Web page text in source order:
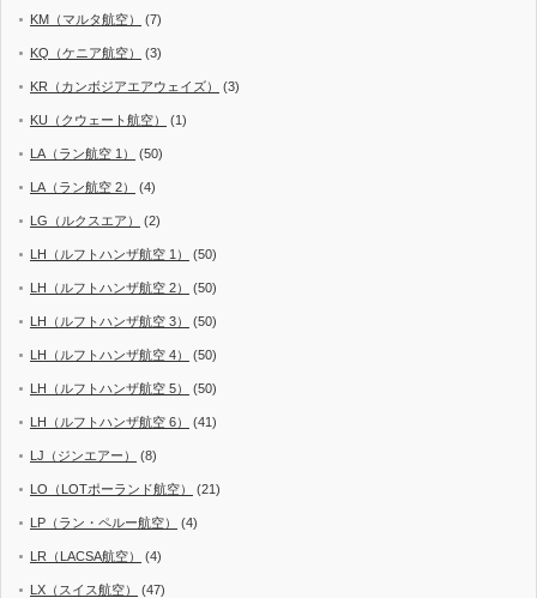
KM（マルタ航空） (7)
KQ（ケニア航空） (3)
KR（カンボジアエアウェイズ） (3)
KU（クウェート航空） (1)
LA（ラン航空 1） (50)
LA（ラン航空 2） (4)
LG（ルクスエア） (2)
LH（ルフトハンザ航空 1） (50)
LH（ルフトハンザ航空 2） (50)
LH（ルフトハンザ航空 3） (50)
LH（ルフトハンザ航空 4） (50)
LH（ルフトハンザ航空 5） (50)
LH（ルフトハンザ航空 6） (41)
LJ（ジンエアー） (8)
LO（LOTポーランド航空） (21)
LP（ラン・ペルー航空） (4)
LR（LACSA航空） (4)
LX（スイス航空） (47)